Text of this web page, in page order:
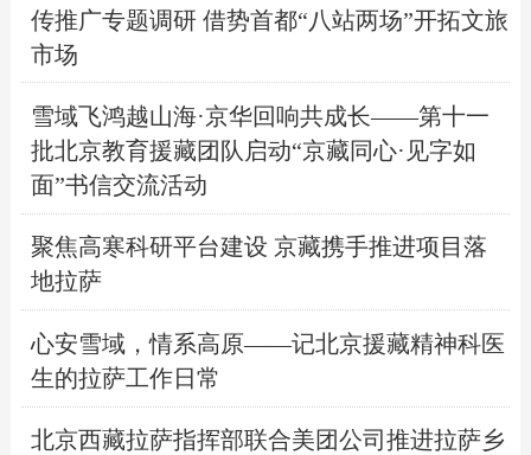
传推广专题调研 借势首都“八站两场”开拓文旅
市场
雪域飞鸿越山海·京华回响共成长——第十一
批北京教育援藏团队启动“京藏同心·见字如
面”书信交流活动
聚焦高寒科研平台建设 京藏携手推进项目落
地拉萨
心安雪域，情系高原——记北京援藏精神科医
生的拉萨工作日常
北京西藏拉萨指挥部联合美团公司推进拉萨乡